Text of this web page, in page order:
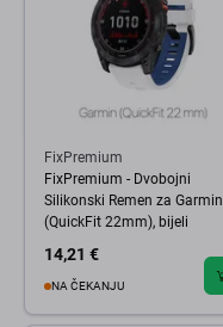
FixPremium
FixPremium - Dvobojni
Silikonski Remen za Garmin
(QuickFit 22mm), bijeli
14,21 €
NA ČEKANJU